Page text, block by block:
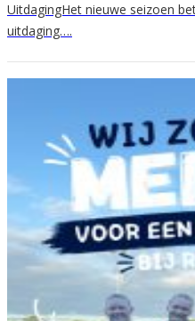
UitdagingHet nieuwe seizoen
uitdaging….